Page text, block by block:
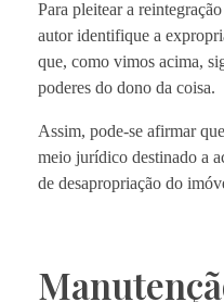
Para pleitear a
autor identifique a
que, como vimos acima,
poderes do dono da coisa.
Assim, pode-se afirmar
meio jurídico destinado a
de desapropriação do